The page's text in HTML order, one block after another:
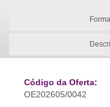
Código da Oferta:
OE202605/0042